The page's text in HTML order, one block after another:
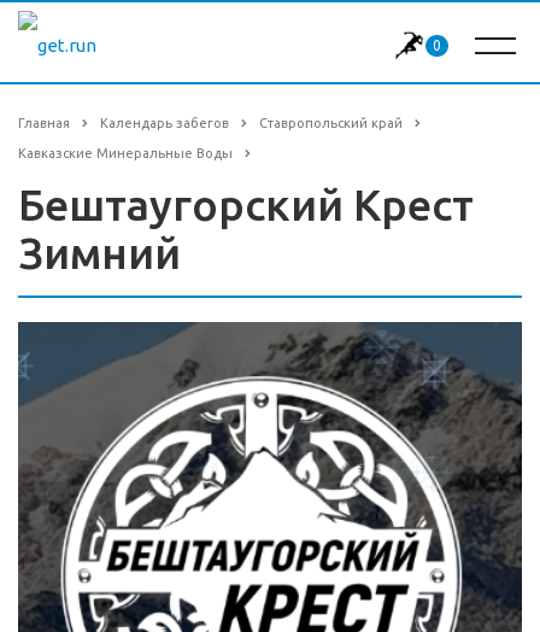
0
Главная Календарь забегов Ставропольский край
Кавказские Минеральные Воды
Бештаугорский Крест
Зимний